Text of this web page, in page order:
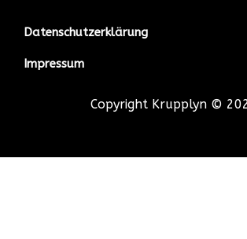
Datenschutzerklärung
Impressum
Copyright Krupplyn ©